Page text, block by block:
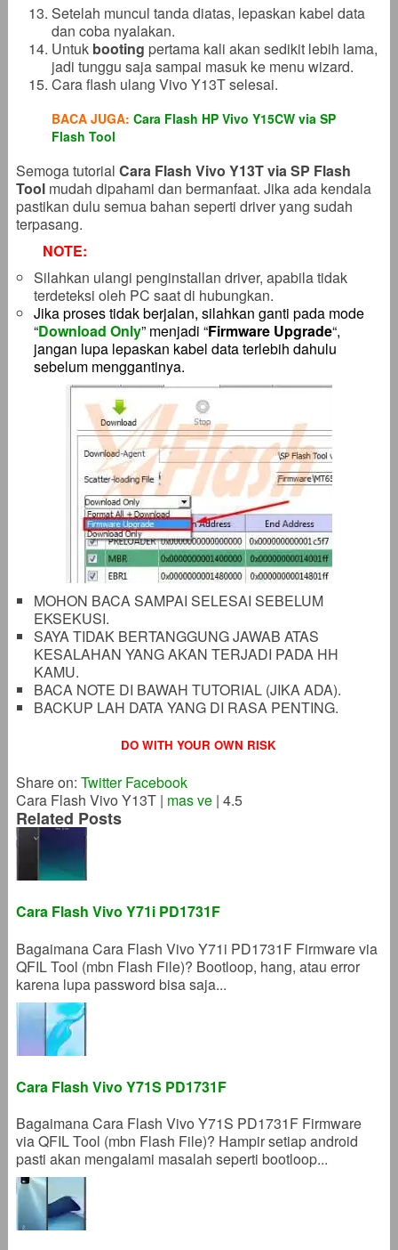
Setelah muncul tanda diatas, lepaskan kabel data
dan coba nyalakan.
Untuk booting pertama kali akan sedikit lebih lama,
jadi tunggu saja sampai masuk ke menu wizard.
Cara flash ulang Vivo Y13T selesai.
BACA JUGA: Cara Flash HP Vivo Y15CW via SP
Flash Tool
Semoga tutorial Cara Flash Vivo Y13T via SP Flash
Toolmudah dipahami dan bermanfaat. Jika ada kendala
pastikan dulu semua bahan seperti driver yang sudah
terpasang.
NOTE:
Silahkan ulangi penginstallan driver, apabila tidak
terdeteksi oleh PC saat di hubungkan.
Jika proses tidak berjalan, silahkan ganti pada mode
“Download Only” menjadi “Firmware Upgrade“,
jangan lupa lepaskan kabel data terlebih dahulu
sebelum menggantinya.
MOHON BACA SAMPAI SELESAI SEBELUM
EKSEKUSI.
SAYA TIDAK BERTANGGUNG JAWAB ATAS
KESALAHAN YANG AKAN TERJADI PADA HH
KAMU.
BACA NOTE DI BAWAH TUTORIAL (JIKA ADA).
BACKUP LAH DATA YANG DI RASA PENTING.
DO WITH YOUR OWN RISK
Share on: Twitter Facebook
Cara Flash Vivo Y13T| mas ve | 4.5
Related Posts
Cara Flash Vivo Y71i PD1731F
Bagaimana Cara Flash Vivo Y71i PD1731F Firmware via
QFIL Tool (mbn Flash File)? Bootloop, hang, atau error
karena lupa password bisa saja...
Cara Flash Vivo Y71S PD1731F
Bagaimana Cara Flash Vivo Y71S PD1731F Firmware
via QFIL Tool (mbn Flash File)? Hampir setiap android
pasti akan mengalami masalah seperti bootloop...